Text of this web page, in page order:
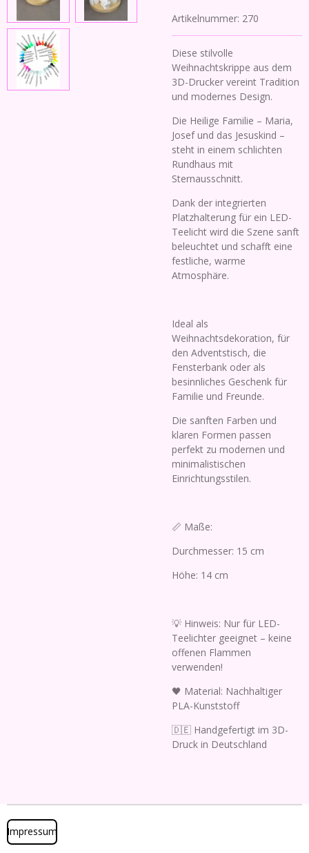
Artikelnummer: 270
Diese stilvolle
Weihnachtskrippe aus dem
3D-Drucker vereint Tradition
und modernes Design.
Die Heilige Familie – Maria,
Josef und das Jesuskind –
steht in einem schlichten
Rundhaus mit
Sternausschnitt.
Dank der integrierten
Platzhalterung für ein LED-
Teelicht wird die Szene sanft
beleuchtet und schafft eine
festliche, warme
Atmosphäre.
Ideal als
Weihnachtsdekoration, für
den Adventstisch, die
Fensterbank oder als
besinnliches Geschenk für
Familie und Freunde.
Die sanften Farben und
klaren Formen passen
perfekt zu modernen und
minimalistischen
Einrichtungsstilen.
📏 Maße:
Durchmesser: 15 cm
Höhe: 14 cm
💡 Hinweis: Nur für LED-
Teelichter geeignet – keine
offenen Flammen
verwenden!
🖤 Material: Nachhaltiger
PLA-Kunststoff
🇩🇪 Handgefertigt im 3D-
Druck in Deutschland
Impressum